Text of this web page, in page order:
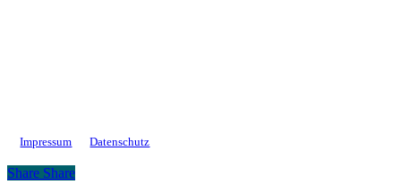
Impressum Datenschutz
Share Share